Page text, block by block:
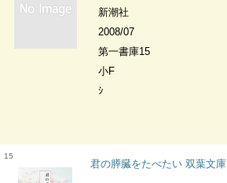
新潮社
2008/07
第一書庫15
小F
ｼ
15
君の膵臓をたべたい 双葉文庫